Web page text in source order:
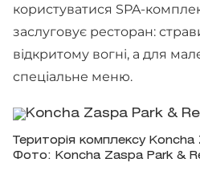
користуватися SPA-
заслуговує ресторан:
відкритому вогні, а для
спеціальне меню.
Територія комплексу
Фото: Koncha Zaspa Park &